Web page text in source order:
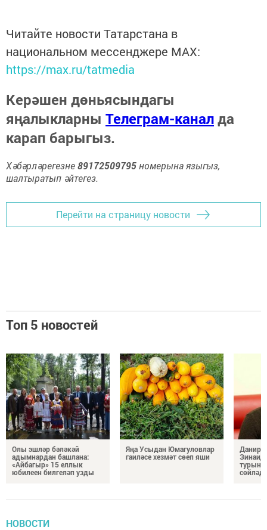
Читайте новости Татарстана в
национальном мессенджере MАХ:
https://max.ru/tatmedia
Керәшен дөньясындагы
яңалыкларны Телеграм-каналда
карап барыгыз.
Хәбәрләрегезне89172509795номерына языгыз,
шалтыратып әйтегез.
Перейти на страницу новости
Топ 5 новостей
Олы эшләр бәләкәй
адымнардан башлана:
«Айбагыр» 15 еллык
юбилеен билгеләп узды
Яңа Усыдан Юмагуловлар
гаиләсе хезмәт сөеп яши
Данир
сөйләде
НОВОСТИ